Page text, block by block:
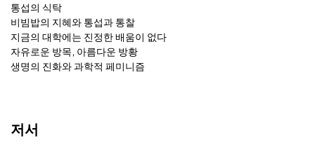
통섭의 식탁
비빔밥의 지혜와 통섭과 통찰
지금의 대학에는 진정한 배움이 없다
자유로운 방목, 아름다운 방황
생명의 진화와 과학적 페미니즘
저서